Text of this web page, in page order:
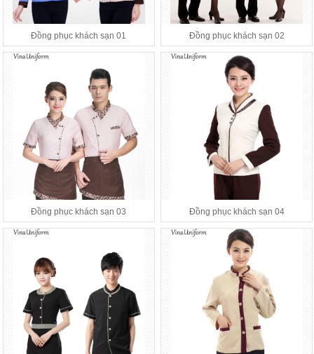
Đồng phục khách sạn 01 Đồng phục khách sạn 02
Đồng phục khách sạn 03 Đồng phục khách sạn 04